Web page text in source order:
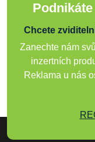
Chcete
Zanechte nám
inzertních
Reklama u nás